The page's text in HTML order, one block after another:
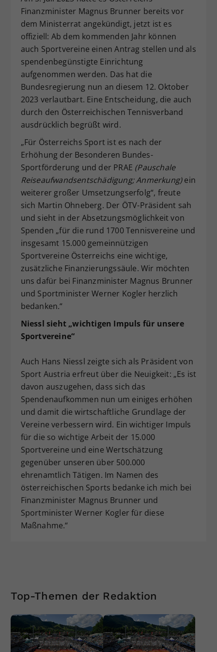
Finanzminister Magnus Brunner bereits vor
dem Ministerrat angekündigt, jetzt ist es
offiziell: Ab dem kommenden Jahr können
auch Sportvereine einen Antrag stellen und als
spendenbegünstigte Einrichtung
aufgenommen werden. Das hat die
Bundesregierung nun an diesem 12. Oktober
2023 verlautbart. Eine Entscheidung, die auch
durch den Österreichischen Tennisverband
ausdrücklich begrüßt wird.
„Für Österreichs Sport ist es nach der
Erhöhung der Besonderen Bundes-
Sportförderung und der PRAE (Pauschale
Reiseaufwandsentschädigung; Anmerkung)ein
weiterer großer Umsetzungserfolg“, freute
sich Martin Ohneberg. Der ÖTV-Präsident sah
und sieht in der Absetzungsmöglichkeit von
Spenden „für die rund 1700 Tennisvereine und
insgesamt 15.000 gemeinnützigen
Sportvereine Österreichs eine wichtige,
zusätzliche Finanzierungssäule. Wir möchten
uns dafür bei Finanzminister Magnus Brunner
und Sportminister Werner Kogler herzlich
bedanken.“
Niessl sieht „wichtigen Impuls für unsere
Sportvereine“
Auch Hans Niessl zeigte sich als Präsident von
Sport Austria erfreut über die Neuigkeit: „Es ist
davon auszugehen, dass sich das
Spendenaufkommen nun um einiges erhöhen
und damit die wirtschaftliche Grundlage der
Vereine verbessern wird. Ein wichtiger Impuls
für die so wichtige Arbeit der 15.000
Sportvereine und eine Wertschätzung
gegenüber unseren über 500.000
ehrenamtlich Tätigen. Im Namen des
österreichischen Sports bedanke ich mich bei
Finanzminister Magnus Brunner und
Sportminister Werner Kogler für diese
Maßnahme.“
Top-Themen der Redaktion
Zweck
Dieser Wert speichert Ihre Consent-
Einstellungen. Unter anderem eine
zufällig generierte ID, für die
historische Speicherung Ihrer
vorgenommen Einstellungen, falls der
Webseiten-Betreiber dies eingestellt
hat.